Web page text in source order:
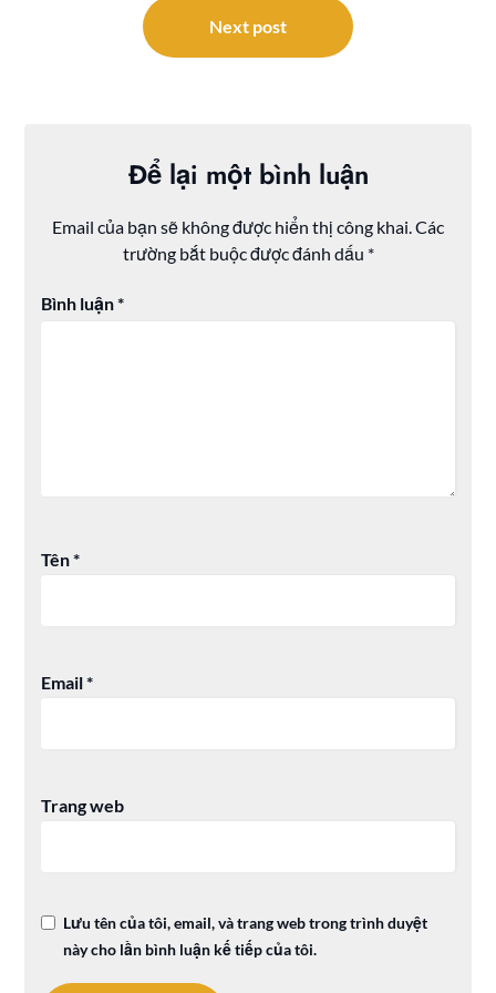
Next post
Để lại một bình luận
Email của bạn sẽ không được hiển thị công khai. Các
trường bắt buộc được đánh dấu *
Bình luận*
Tên*
Email*
Trang web
Lưu tên của tôi, email, và trang web trong trình duyệt
này cho lần bình luận kế tiếp của tôi.